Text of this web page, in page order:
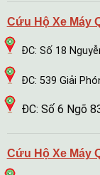
Cứu Hộ Xe Máy
ĐC: Số 18
ĐC: 539 Giải
ĐC: Số 6 Ngõ
Cứu Hộ Xe Máy